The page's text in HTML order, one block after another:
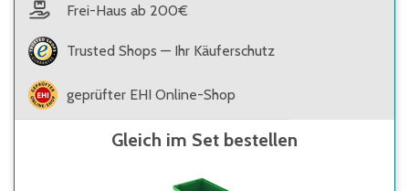
Frei-Haus ab 200€
Trusted Shops — Ihr Käuferschutz
geprüfter EHI Online-Shop
Gleich im Set bestellen